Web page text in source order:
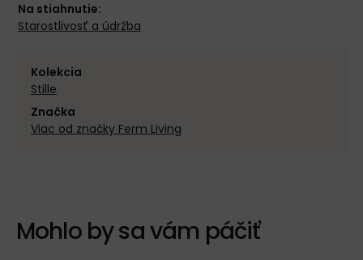
Na stiahnutie:
Starostlivosť a údržba
Kolekcia
Stille
Značka
Viac od značky Ferm Living
Mohlo by sa vám páčiť